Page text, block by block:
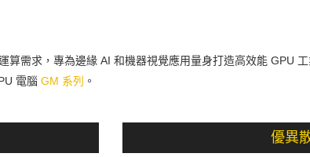
需求，專為邊緣 AI 和機器視覺應用量身打造高效能 GPU
電腦 GM 系列 。
優異